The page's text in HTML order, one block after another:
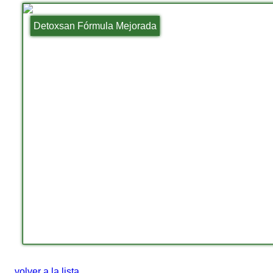
Detoxsan Fórmula Mejorada